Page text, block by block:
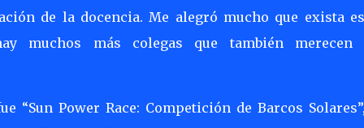
de la docencia. Me alegró mucho que exista
muchos más colegas que también merecen
“Sun Power Race: Competición de Barcos